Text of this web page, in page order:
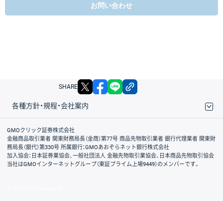
お問い合わせ
SHARE X facebook
各種方針・規程・会社案内
取引規程・約款
サイトマップ
その他のご案内
個人情報保護方針
最良執行方針
サイトのご利用について
ディスクレイマー
信託保全
リスク説明
会社案内
GMOクリック証券株式会社
金融商品取引業者 関東財務局長（金商）第77号 商品先物取引業者 銀行代理業者 関東財
務局長（銀代）第330号 所属銀行：GMOあおぞらネット銀行株式会社
加入協会：日本証券業協会、一般社団法人 金融先物取引業協会、日本商品先物取引協会
当社はGMOインターネットグループ（東証プライム上場9449）のメンバーです。